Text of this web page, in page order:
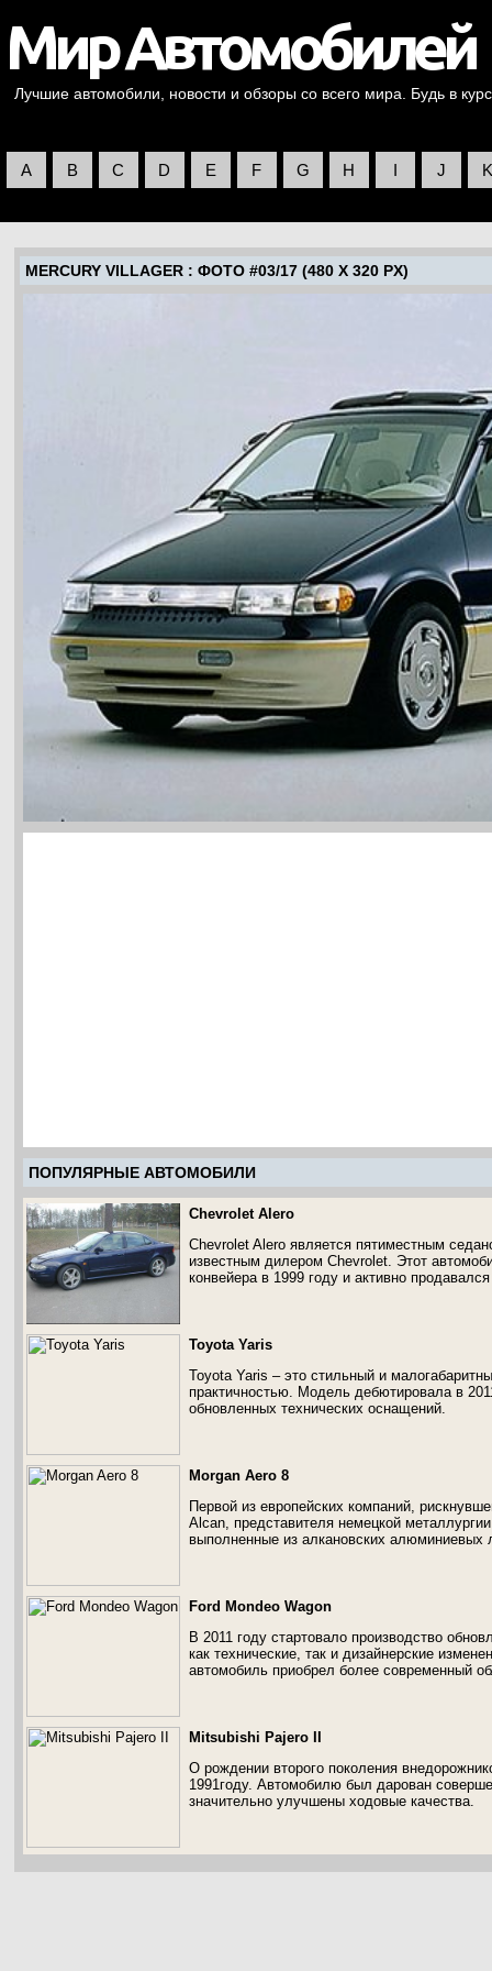
Лучшие автомобили, новости и обзоры со всего мира. Будь в
A B C D E F G H I J K
MERCURY VILLAGER : ФОТО #03/17 (480 X 320 PX)
ПОПУЛЯРНЫЕ АВТОМОБИЛИ
Chevrolet Alero
Chevrolet Alero является пятиместным
известным дилером Chevrolet. Этот
конвейера в 1999 году и активно
Toyota Yaris
Toyota Yaris – это стильный и
практичностью. Модель дебютировала в
обновленных технических оснащений.
Morgan Aero 8
Первой из европейских компаний,
Alcan, представителя немецкой
выполненные из алкановских алюминиевых
Ford Mondeo Wagon
В 2011 году стартовало производство
как технические, так и дизайнерские
автомобиль приобрел более современный
Mitsubishi Pajero II
О рождении второго поколения
1991году. Автомобилю был дарован
значительно улучшены ходовые качества.